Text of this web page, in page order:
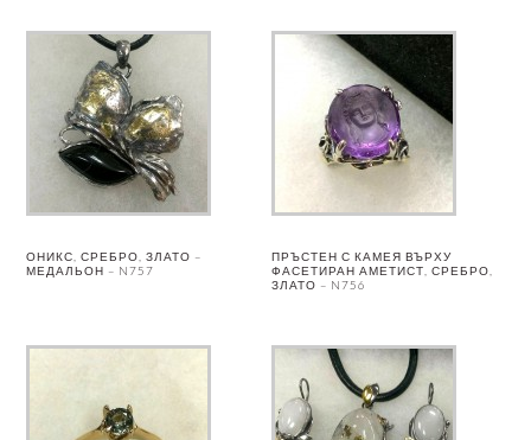
ОНИКС, СРЕБРО, ЗЛАТО –
МЕДАЛЬОН – N757
ПРЪСТЕН С КАМЕЯ ВЪРХУ
ФАСЕТИРАН АМЕТИСТ, СРЕБРО,
ЗЛАТО – N756